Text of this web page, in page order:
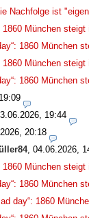
Nachfolge ist
München
1860 München
München
1860 München
19:44
20:18
, 04.06.2026,
München
1860 München
day“: 1860